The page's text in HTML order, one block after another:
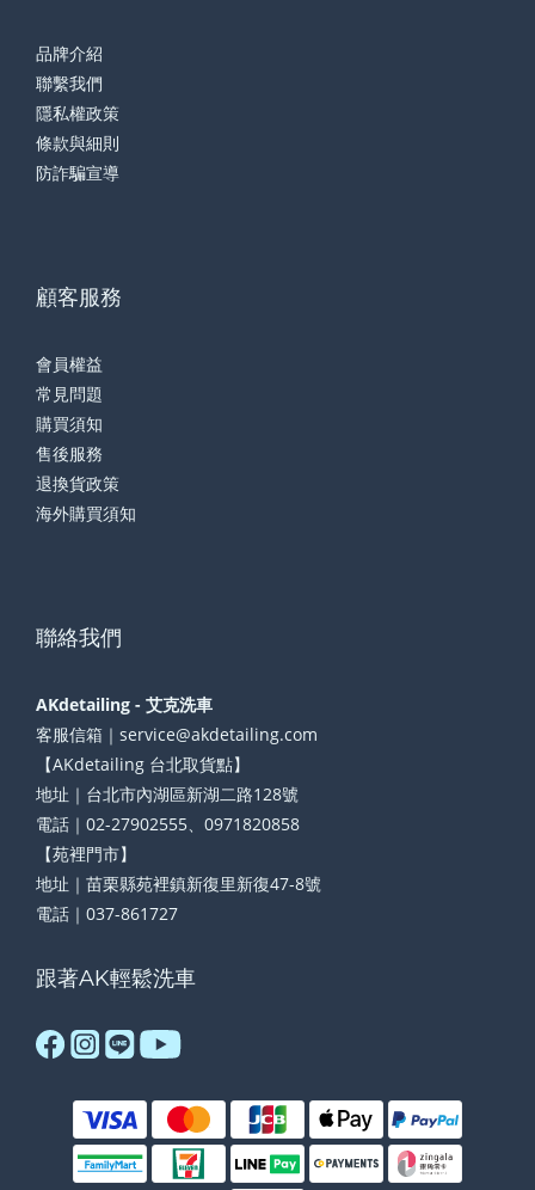
品牌介紹
聯繫我們
隱私權政策
條款與細則
防詐騙宣導
顧客服務
會員權益
常見問題
購買須知
售後服務
退換貨政策
海外購買須知
聯絡我們
AKdetailing - 艾克洗車
客服信箱｜service@akdetailing.com
【AKdetailing 台北取貨點】
地址｜台北市內湖區新湖二路128號
電話｜02-27902555、0971820858
【苑裡門市】
地址｜苗栗縣苑裡鎮新復里新復47-8號
電話｜037-861727
跟著AK輕鬆洗車